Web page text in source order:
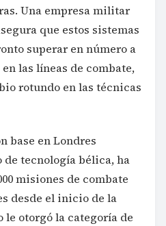
Una empresa militar
que estos sistemas
superar en número a
las líneas de combate,
rotundo en las técnicas
base en Londres
tecnología bélica, ha
misiones de combate
desde el inicio de la
le otorgó la categoría de